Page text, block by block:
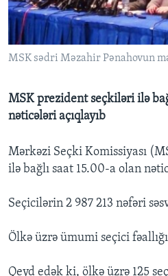
BIZI IZLƏYIN
Dillər
MSK sədri Məzahir Pənahovun
MSK prezident seçkiləri ilə
nəticələri açıqlayıb
Mərkəzi Seçki Komissiyası
ilə bağlı saat 15.00-a olan
Seçicilərin 2 987 213 nəfəri
Ölkə üzrə ümumi seçici
Qeyd edək ki, ölkə üzrə 125